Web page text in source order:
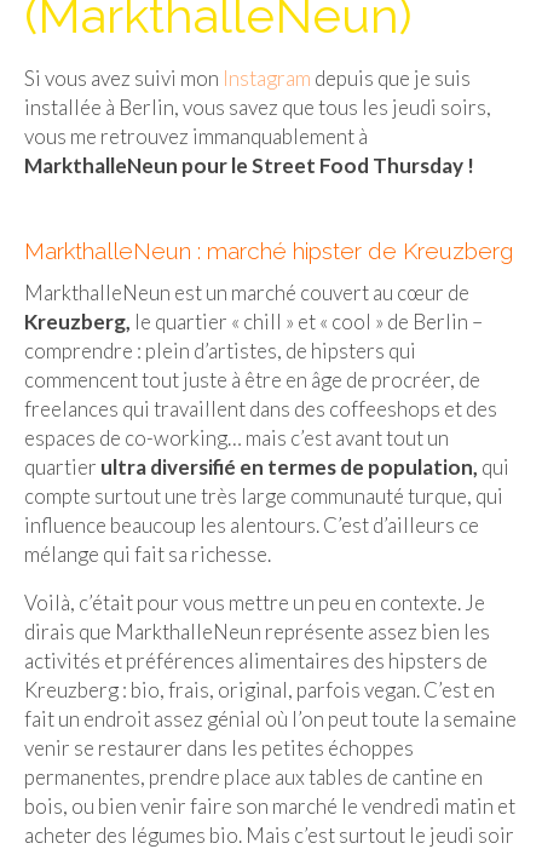
Isla del Sol
Lac Titicaca
Salar d’Uyuni
Paraguay
Pérou
Lac Titicaca
Machu Picchu
ASIE
Chine
Guilin & Yangshuo
Xi’An
Corée du Sud
Japon
Fukuoka
(MarkthalleNeun)
Si vous avez suivi mon Instagram depuis que je suis
installée à Berlin, vous savez que tous les jeudi soirs,
vous me retrouvez immanquablement à
MarkthalleNeun pour le Street Food Thursday !
MarkthalleNeun : marché hipster de Kreuzberg
MarkthalleNeun est un marché couvert au cœur de
Kreuzberg, le quartier « chill » et « cool » de Berlin –
comprendre : plein d’artistes, de hipsters qui
commencent tout juste à être en âge de procréer, de
freelances qui travaillent dans des coffeeshops et des
espaces de co-working… mais c’est avant tout un
quartier ultra diversifié en termes de population, qui
compte surtout une très large communauté turque, qui
influence beaucoup les alentours. C’est d’ailleurs ce
mélange qui fait sa richesse.
Voilà, c’était pour vous mettre un peu en contexte. Je
dirais que MarkthalleNeun représente assez bien les
activités et préférences alimentaires des hipsters de
Kreuzberg : bio, frais, original, parfois vegan. C’est en
fait un endroit assez génial où l’on peut toute la semaine
venir se restaurer dans les petites échoppes
permanentes, prendre place aux tables de cantine en
bois, ou bien venir faire son marché le vendredi matin et
acheter des légumes bio. Mais c’est surtout le jeudi soir